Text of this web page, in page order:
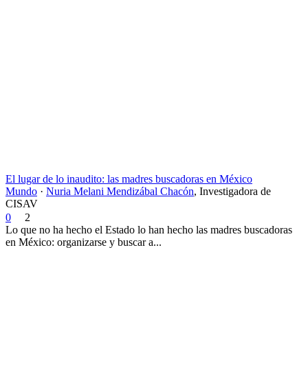
El lugar de lo inaudito: las madres buscadoras en México
Mundo · Nuria Melani Mendizábal Chacón, Investigadora de
CISAV
0
2
Lo que no ha hecho el Estado lo han hecho las madres buscadoras
en México: organizarse y buscar a...